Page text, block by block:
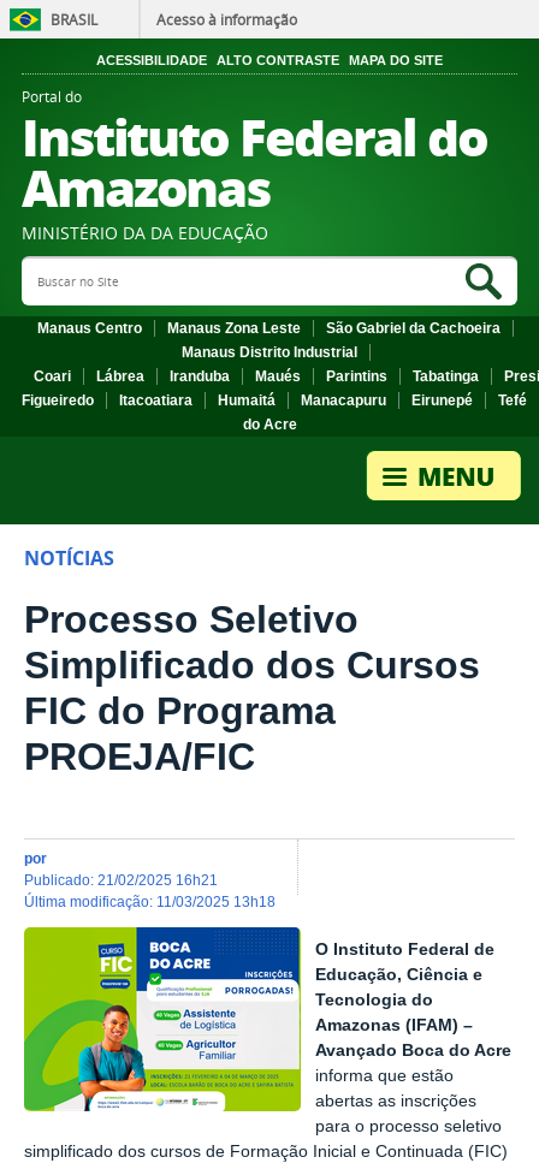
BRASIL Acesso à informação
ACESSIBILIDADE ALTO CONTRASTE MAPA DO SITE
Portal do
Instituto Federal do
Amazonas
MINISTÉRIO DA DA EDUCAÇÃO
Search Site
Manaus Centro Manaus Zona Leste
São Gabriel da Cachoeira
Manaus Distrito Industrial
Coari
Lábrea Iranduba Maués Parintins Tabatinga
Figueiredo
Itacoatiara Humaitá Manacapuru Eirunepé
Tefé
do Acre
NOTÍCIAS
Processo Seletivo
Simplificado dos Cursos
FIC do Programa
PROEJA/FIC
por
publicado: 21/02/2025 16h21
última modificação: 11/03/2025 13h18
O Instituto Federal de
Educação, Ciência e
Tecnologia do
Amazonas (IFAM) –
Avançado Boca do Acre
informa que estão
abertas as inscrições
para o processo seletivo
simplificado dos cursos de Formação Inicial e Continuada (FIC)